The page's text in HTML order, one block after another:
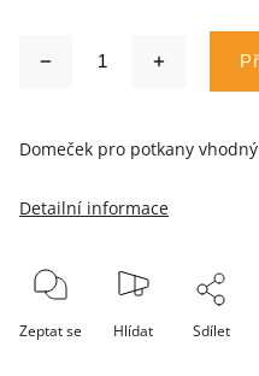
Domeček pro potkany
Detailní informace
Zeptat se Hlídat Sdílet